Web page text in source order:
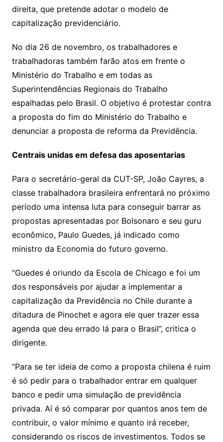
direita, que pretende adotar o modelo de
capitalização previdenciário.
No dia 26 de novembro, os trabalhadores e
trabalhadoras também farão atos em frente o
Ministério do Trabalho e em todas as
Superintendências Regionais do Trabalho
espalhadas pelo Brasil. O objetivo é protestar contra
a proposta do fim do Ministério do Trabalho e
denunciar a proposta de reforma da Previdência.
Centrais unidas em defesa das aposentarias
Para o secretário-geral da CUT-SP, João Cayres, a
classe trabalhadora brasileira enfrentará no próximo
período uma intensa luta para conseguir barrar as
propostas apresentadas por Bolsonaro e seu guru
econômico, Paulo Guedes, já indicado como
ministro da Economia do futuro governo.
“Guedes é oriundo da Escola de Chicago e foi um
dos responsáveis por ajudar a implementar a
capitalização da Previdência no Chile durante a
ditadura de Pinochet e agora ele quer trazer essa
agenda que deu errado lá para o Brasil”, critica o
dirigente.
“Para se ter ideia de como a proposta chilena é ruim
é só pedir para o trabalhador entrar em qualquer
banco e pedir uma simulação de previdência
privada. Aí é só comparar por quantos anos tem de
contribuir, o valor mínimo e quanto irá receber,
considerando os riscos de investimentos. Todos se